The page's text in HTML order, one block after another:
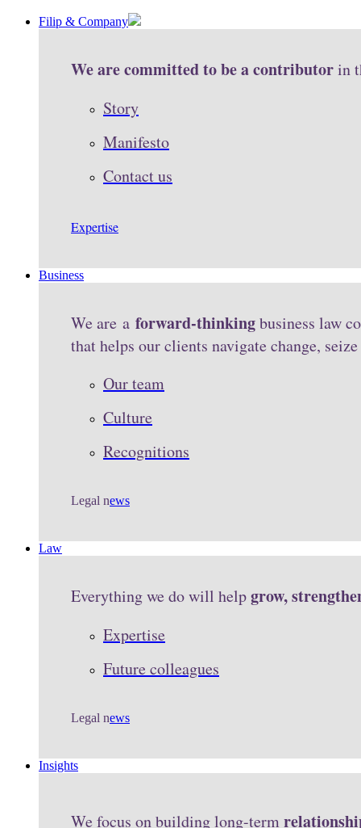
Filip & Company
We are committed to be a contributorin
Story
Manifesto
Contact us
Expertise
Business
We are a forward-thinkingbusiness law
that helps our clients navigate change,
Our team
Culture
Recognitions
Legal news
Law
Everything we do will helpgrow,
Expertise
Future colleagues
Legal news
Insights
We focus on building long-term